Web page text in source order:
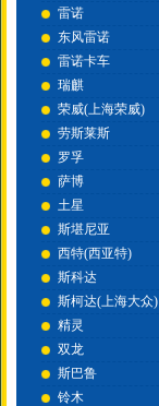
雷诺
东风雷诺
雷诺卡车
瑞麒
荣威(上海荣威)
劳斯莱斯
罗孚
萨博
土星
斯堪尼亚
西特(西亚特)
斯科达
斯柯达(上海大众)
精灵
双龙
斯巴鲁
铃木